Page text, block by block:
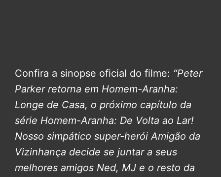
Confira a sinopse oficial do filme: “Peter
Parker retorna em Homem-Aranha:
Longe de Casa, o próximo capítulo da
série Homem-Aranha: De Volta ao Lar!
Nosso simpático super-herói Amigão da
Vizinhança decide se juntar a seus
melhores amigos Ned, MJ e o resto da